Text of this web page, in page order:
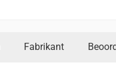
Fabrikant